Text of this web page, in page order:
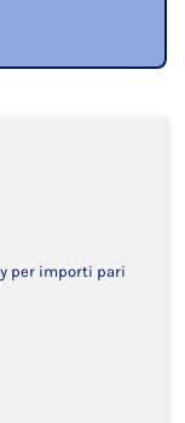
per importi pari